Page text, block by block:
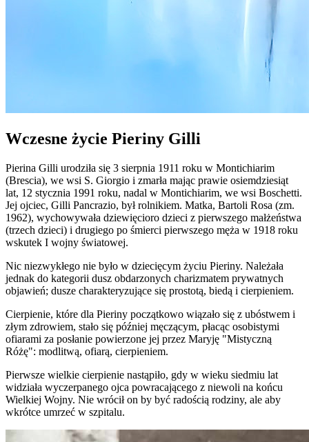
Wczesne życie Pieriny Gilli
Pierina Gilli urodziła się 3 sierpnia 1911 roku w Montichiarim
(Brescia), we wsi S. Giorgio i zmarła mając prawie osiemdziesiąt
lat, 12 stycznia 1991 roku, nadal w Montichiarim, we wsi Boschetti.
Jej ojciec, Gilli Pancrazio, był rolnikiem. Matka, Bartoli Rosa (zm.
1962), wychowywała dziewięcioro dzieci z pierwszego małżeństwa
(trzech dzieci) i drugiego po śmierci pierwszego męża w 1918 roku
wskutek I wojny światowej.
Nic niezwykłego nie było w dziecięcym życiu Pieriny. Należała
jednak do kategorii dusz obdarzonych charizmatem prywatnych
objawień; dusze charakteryzujące się prostotą, biedą i cierpieniem.
Cierpienie, które dla Pieriny początkowo wiązało się z ubóstwem i
złym zdrowiem, stało się później męczącym, płacąc osobistymi
ofiarami za posłanie powierzone jej przez Maryję "Mistyczną
Różę": modlitwą, ofiarą, cierpieniem.
Pierwsze wielkie cierpienie nastąpiło, gdy w wieku siedmiu lat
widziała wyczerpanego ojca powracającego z niewoli na końcu
Wielkiej Wojny. Nie wrócił on by być radością rodziny, ale aby
wkrótce umrzeć w szpitalu.